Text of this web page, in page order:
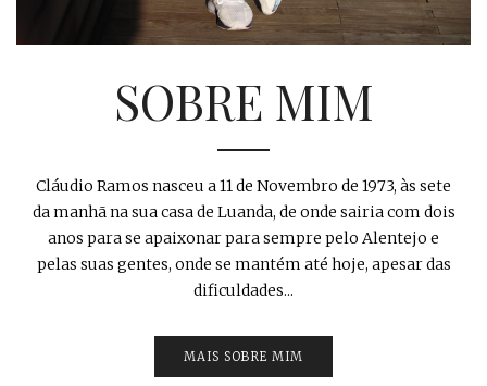
SOBRE MIM
Cláudio Ramos nasceu a 11 de Novembro de 1973, às sete
da manhã na sua casa de Luanda, de onde sairia com dois
anos para se apaixonar para sempre pelo Alentejo e
pelas suas gentes, onde se mantém até hoje, apesar das
dificuldades...
MAIS SOBRE MIM